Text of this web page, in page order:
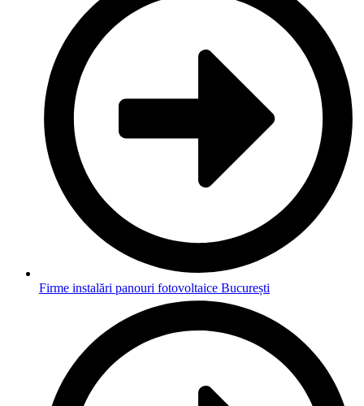
Firme instalări panouri fotovoltaice București